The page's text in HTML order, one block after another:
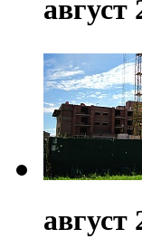
август
август